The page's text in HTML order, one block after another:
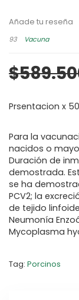
Añade tu reseña
93 Vacuna
$
Prsentacion x
Para la
nacidos o
Duración de
demostrada.
se ha
PCV2; la
de tejido
Neumonía
Mycoplasma
Tag: Porcinos